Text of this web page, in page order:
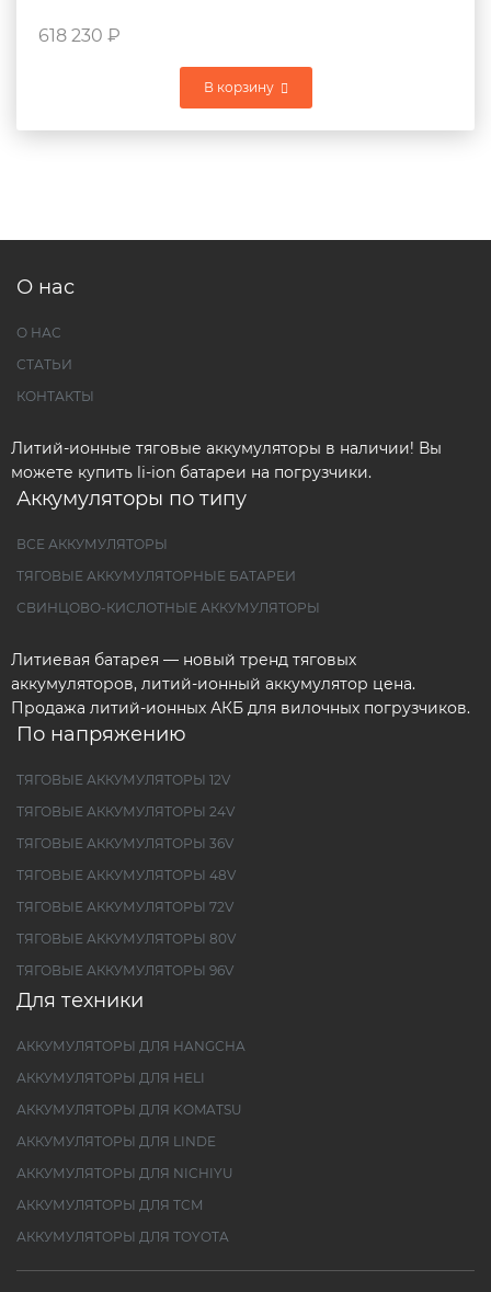
618 230 ₽
В корзину
О нас
О НАС
СТАТЬИ
КОНТАКТЫ
Литий-ионные тяговые аккумуляторы в наличии! Вы
можете купить li-ion батареи на погрузчики.
Аккумуляторы по типу
ВСЕ АККУМУЛЯТОРЫ
ТЯГОВЫЕ АККУМУЛЯТОРНЫЕ БАТАРЕИ
СВИНЦОВО-КИСЛОТНЫЕ АККУМУЛЯТОРЫ
Литиевая батарея — новый тренд тяговых
аккумуляторов, литий-ионный аккумулятор цена.
Продажа литий-ионных АКБ для вилочных погрузчиков.
По напряжению
ТЯГОВЫЕ АККУМУЛЯТОРЫ 12V
ТЯГОВЫЕ АККУМУЛЯТОРЫ 24V
ТЯГОВЫЕ АККУМУЛЯТОРЫ 36V
ТЯГОВЫЕ АККУМУЛЯТОРЫ 48V
ТЯГОВЫЕ АККУМУЛЯТОРЫ 72V
ТЯГОВЫЕ АККУМУЛЯТОРЫ 80V
ТЯГОВЫЕ АККУМУЛЯТОРЫ 96V
Для техники
АККУМУЛЯТОРЫ ДЛЯ HANGCHA
АККУМУЛЯТОРЫ ДЛЯ HELI
АККУМУЛЯТОРЫ ДЛЯ KOMATSU
АККУМУЛЯТОРЫ ДЛЯ LINDE
АККУМУЛЯТОРЫ ДЛЯ NICHIYU
АККУМУЛЯТОРЫ ДЛЯ TCM
АККУМУЛЯТОРЫ ДЛЯ TOYOTA